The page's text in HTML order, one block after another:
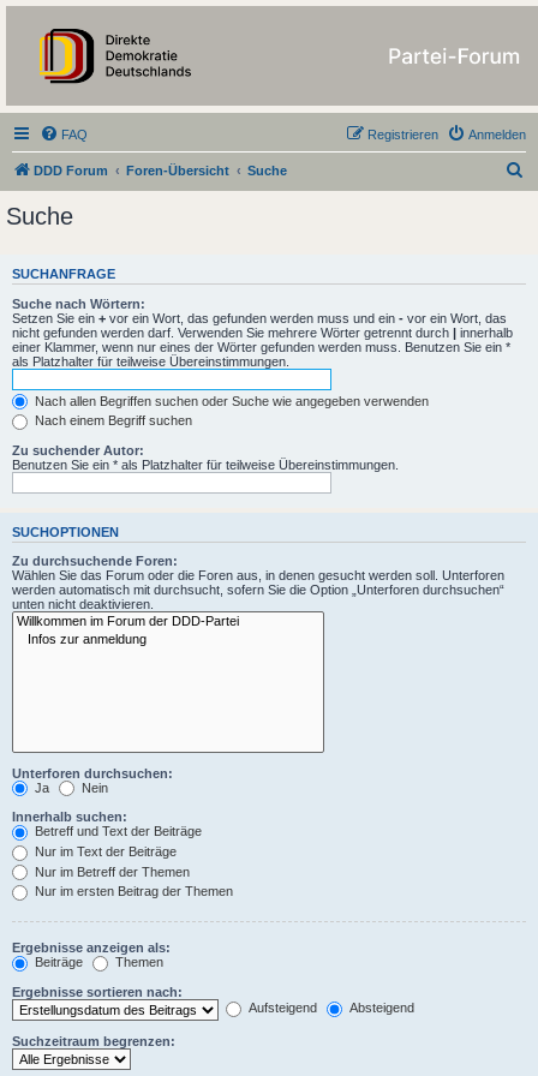
https://forum.ddd-
partei.de/
FAQ Anmelden
Registrieren
DDD Forum Foren-Übersicht Suche
e
Suche
SUCHANFRAGE
Suche nach Wörtern:
Setzen Sie ein + vor ein Wort, das gefunden werden muss und ein - vor ein Wort, das
nicht gefunden werden darf. Verwenden Sie mehrere Wörter getrennt durch | innerhalb
einer Klammer, wenn nur eines der Wörter gefunden werden muss. Benutzen Sie ein *
als Platzhalter für teilweise Übereinstimmungen.
Nach allen Begriffen suchen oder Suche wie angegeben verwenden
Nach einem Begriff suchen
Zu suchender Autor:
Benutzen Sie ein * als Platzhalter für teilweise Übereinstimmungen.
SUCHOPTIONEN
Zu durchsuchende Foren:
Wählen Sie das Forum oder die Foren aus, in denen gesucht werden soll. Unterforen
werden automatisch mit durchsucht, sofern Sie die Option „Unterforen durchsuchen“
unten nicht deaktivieren.
Unterforen durchsuchen:
Ja
Nein
Innerhalb suchen:
Betreff und Text der Beiträge
Nur im Text der Beiträge
Nur im Betreff der Themen
Nur im ersten Beitrag der Themen
Ergebnisse anzeigen als:
Beiträge
Themen
Ergebnisse sortieren nach:
Aufsteigend
Absteigend
Suchzeitraum begrenzen: